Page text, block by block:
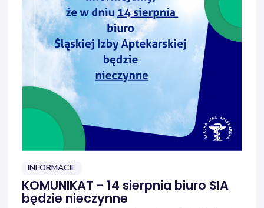
INFORMACJE
KOMUNIKAT - 14 sierpnia biuro SIA
będzie nieczynne